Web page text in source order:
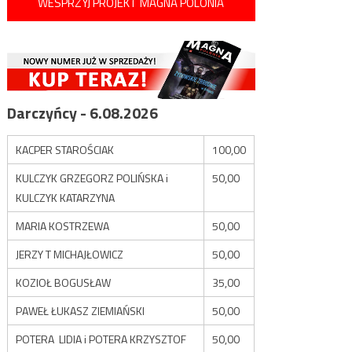
Darczyńcy - 6.08.2026
KACPER STAROŚCIAK
100,00
KULCZYK GRZEGORZ POLIŃSKA i
KULCZYK KATARZYNA
50,00
MARIA KOSTRZEWA
50,00
JERZY T MICHAJŁOWICZ
50,00
KOZIOŁ BOGUSŁAW
35,00
PAWEŁ ŁUKASZ ZIEMIAŃSKI
50,00
POTERA LIDIA i POTERA KRZYSZTOF
50,00